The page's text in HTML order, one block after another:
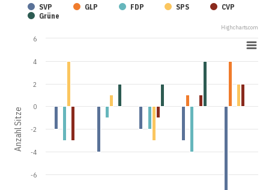
SVP GLP FDP SPS
CVP
Grüne
Highcharts.com
Anzahl Sitze
-6
-4
-2
0
2
4
6